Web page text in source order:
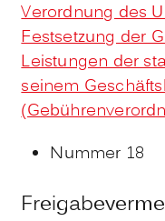
Verordnung des
Festsetzung der
Leistungen der
seinem
Nummer 18